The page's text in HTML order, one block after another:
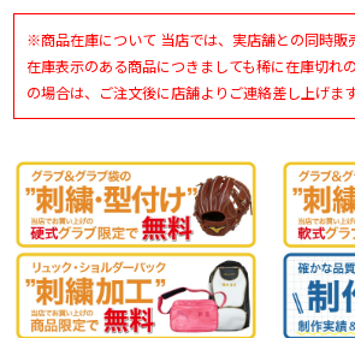
※商品在庫について 当店では、実店舗との同時販
在庫表示のある商品につきましても稀に在庫切れ
の場合は、ご注文後に店舗よりご連絡差し上げます